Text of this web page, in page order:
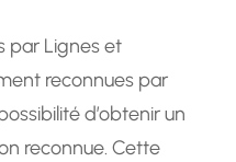
par Lignes et
reconnues par
d’obtenir un
reconnue. Cette